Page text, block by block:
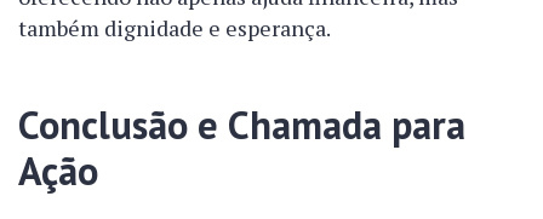
também dignidade e esperança.
Conclusão e Chamada para
Ação